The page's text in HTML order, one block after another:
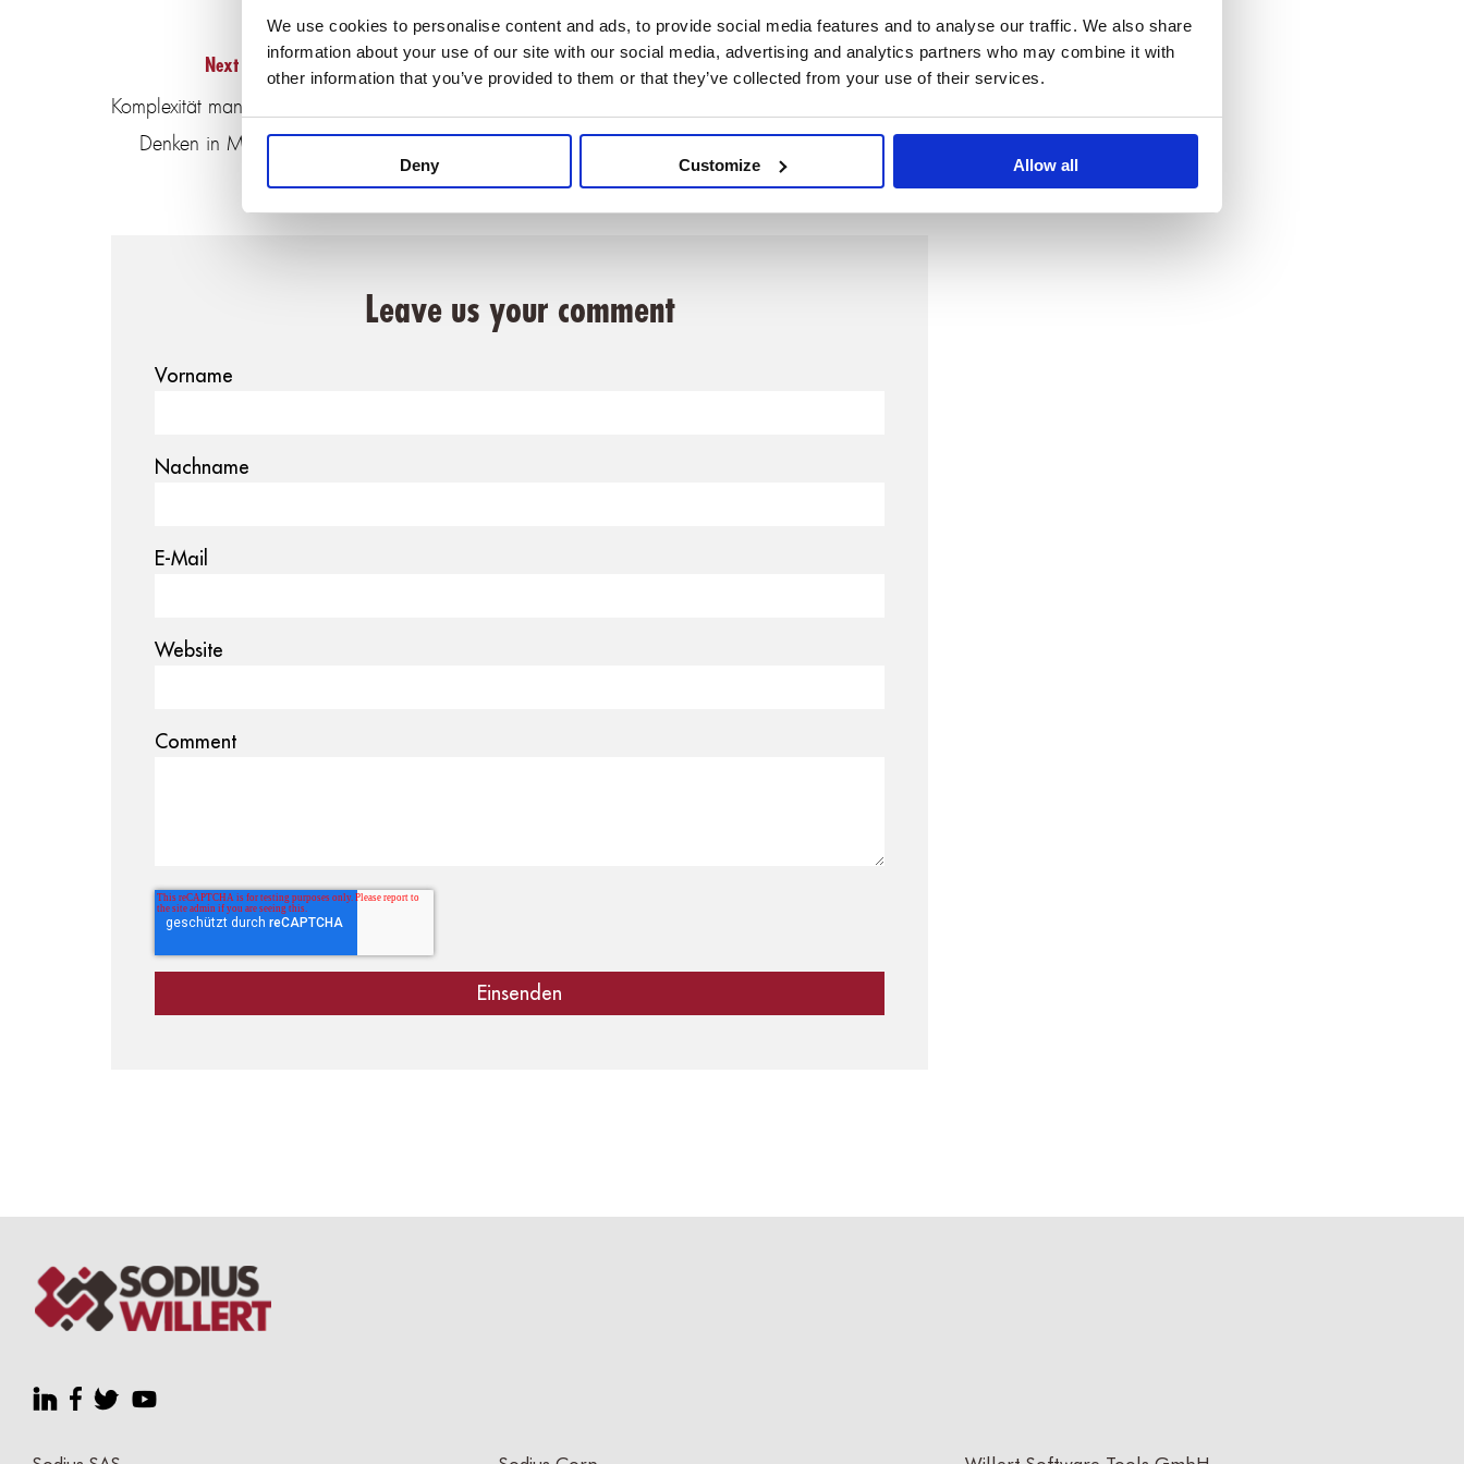
We use cookies to personalise content and ads, to provide social media features and to analyse our traffic. We also share
information about your use of our site with our social media, advertising and analytics partners who may combine it with
other information that you’ve provided to them or that they’ve collected from your use of their services.
Deny Customize Allow all
Next Article
Komplexität managen:
Denken in Mustern
Leave us your comment
Vorname
Nachname
E-Mail
Website
Comment